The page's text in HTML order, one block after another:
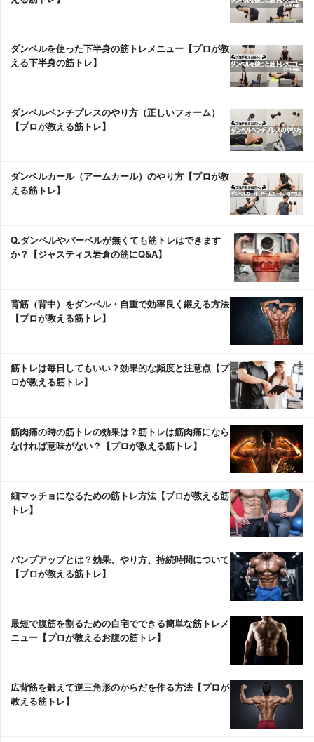
ダンベルを使った下半身の筋トレメニュー【プロが教
える下半身の筋トレ】
ダンベルベンチプレスのやり方（正しいフォーム）
【プロが教える筋トレ】
ダンベルカール（アームカール）のやり方【プロが教
える筋トレ】
Q.ダンベルやバーベルが無くても筋トレはできます
か？【ジャスティス岩倉の筋にQ&A】
背筋（背中）をダンベル・自重で効率良く鍛える方法
【プロが教える筋トレ】
筋トレは毎日してもいい？効果的な頻度と注意点【プ
ロが教える筋トレ】
筋肉痛の時の筋トレの効果は？筋トレは筋肉痛になら
なければ意味がない？【プロが教える筋トレ】
細マッチョになるための筋トレ方法【プロが教える筋
トレ】
パンプアップとは？効果、やり方、持続時間について
【プロが教える筋トレ】
最短で腹筋を割るための自宅でできる簡単な筋トレメ
ニュー【プロが教えるお腹の筋トレ】
広背筋を鍛えて逆三角形のからだを作る方法【プロが
教える筋トレ】